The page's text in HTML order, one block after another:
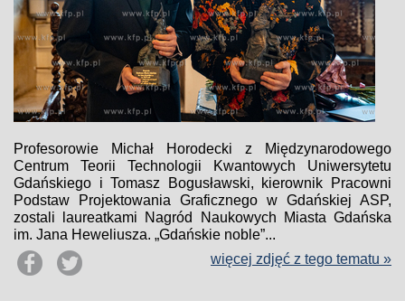
Profesorowie Michał Horodecki z Międzynarodowego
Centrum Teorii Technologii Kwantowych Uniwersytetu
Gdańskiego i Tomasz Bogusławski, kierownik Pracowni
Podstaw Projektowania Graficznego w Gdańskiej ASP,
zostali laureatkami Nagród Naukowych Miasta Gdańska
im. Jana Heweliusza. „Gdańskie noble”...
więcej zdjęć z tego tematu »